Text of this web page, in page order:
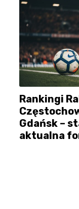
Rankingi
Gdańsk –
aktualna